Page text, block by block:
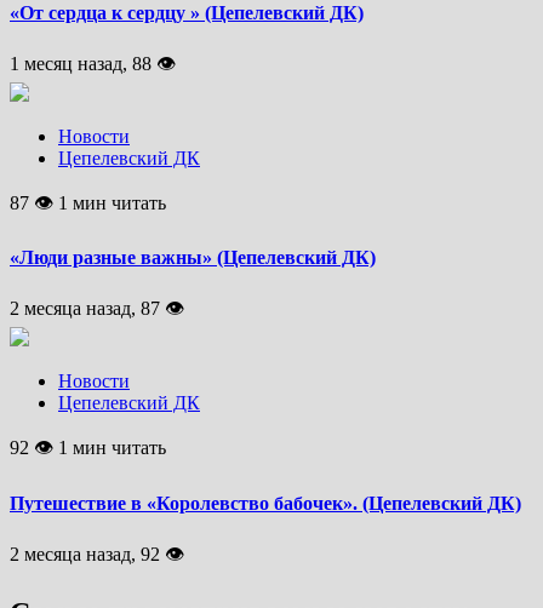
«От сердца к сердцу » (Цепелевский ДК)
1 месяц назад, 88 👁
Новости
Цепелевский ДК
87 👁 1 мин читать
«Люди разные важны» (Цепелевский ДК)
2 месяца назад, 87 👁
Новости
Цепелевский ДК
92 👁 1 мин читать
Путешествие в «Королевство бабочек». (Цепелевский ДК)
2 месяца назад, 92 👁